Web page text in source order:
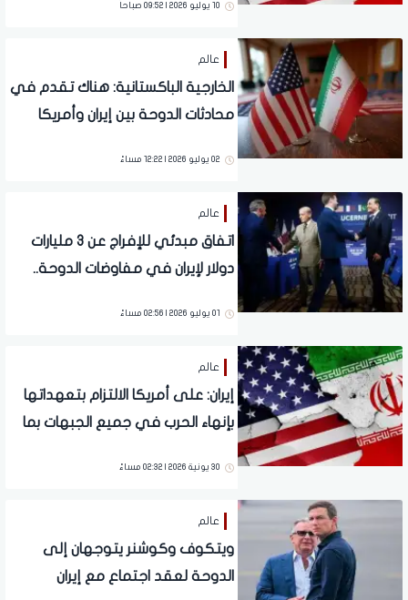
10 يوليو 2026 | 09:52 صباحاً
عالم
الخارجية الباكستانية: هناك تقدم في
محادثات الدوحة بين إيران وأمريكا
02 يوليو 2026 | 12:22 مساءً
عالم
اتفاق مبدئي للإفراج عن 3 مليارات
دولار لإيران في مفاوضات الدوحة..
01 يوليو 2026 | 02:56 مساءً
عالم
إيران: على أمريكا الالتزام بتعهداتها
بإنهاء الحرب في جميع الجبهات بما
30 يونية 2026 | 02:32 مساءً
عالم
ويتكوف وكوشنر يتوجهان إلى
الدوحة لعقد اجتماع مع إيران